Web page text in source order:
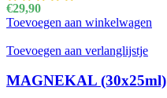
€29,90
Toevoegen aan winkelwagen
Toevoegen aan verlanglijstje
MAGNEKAL (30x25ml)